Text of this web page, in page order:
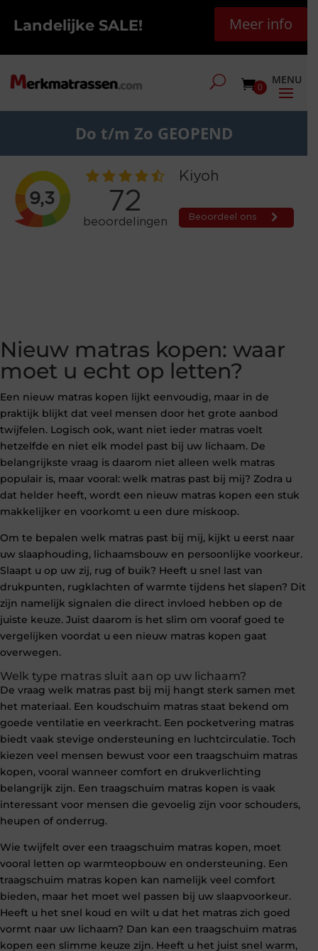
Landelijke SALE! Meer info
0
Do t/m Zo GEOPEND
Nieuw matras kopen: waar
moet u echt op letten?
Een nieuw matras kopen lijkt eenvoudig, maar in de
praktijk blijkt dat veel mensen door het grote aanbod
twijfelen. Logisch ook, want niet ieder matras voelt
hetzelfde en niet elk model past bij uw lichaam. De
belangrijkste vraag is daarom niet alleen welk matras
populair is, maar vooral: welk matras past bij mij? Zodra u
dat helder heeft, wordt een nieuw matras kopen een stuk
makkelijker en voorkomt u een dure miskoop.
Om te bepalen welk matras past bij mij, kijkt u eerst naar
uw slaaphouding, lichaamsbouw en persoonlijke voorkeur.
Slaapt u op uw zij, rug of buik? Heeft u snel last van
drukpunten, rugklachten of warmte tijdens het slapen? Dit
zijn namelijk signalen die direct invloed hebben op de
juiste keuze. Juist daarom is het slim om vooraf goed te
vergelijken voordat u een nieuw matras kopen gaat
overwegen.
Welk type matras sluit aan op uw lichaam?
De vraag welk matras past bij mij hangt sterk samen met
het materiaal. Een koudschuim matras staat bekend om
goede ventilatie en veerkracht. Een pocketvering matras
biedt vaak stevige ondersteuning en luchtcirculatie. Toch
kiezen veel mensen bewust voor een traagschuim matras
kopen, vooral wanneer comfort en drukverlichting
belangrijk zijn. Een traagschuim matras kopen is vaak
interessant voor mensen die gevoelig zijn voor schouders,
heupen of onderrug.
Wie twijfelt over een traagschuim matras kopen, moet
vooral letten op warmteopbouw en ondersteuning. Een
traagschuim matras kopen kan namelijk veel comfort
bieden, maar het moet wel passen bij uw slaapvoorkeur.
Heeft u het snel koud en wilt u dat het matras zich goed
vormt naar uw lichaam? Dan kan een traagschuim matras
kopen een slimme keuze zijn. Heeft u het juist snel warm,